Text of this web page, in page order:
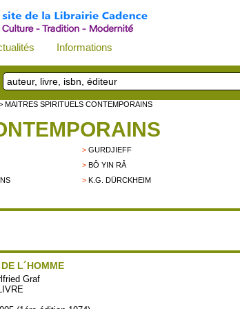
Informations
MAITRES SPIRITUELS CONTEMPORAINS
>GURDJIEFF
>BÔ YIN RÂ
>K.G. DÜRCKHEIM
L´HOMME
Graf